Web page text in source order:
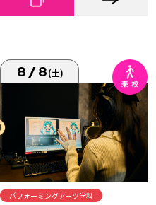
8/8(土)
パフォーミングアーツ学科